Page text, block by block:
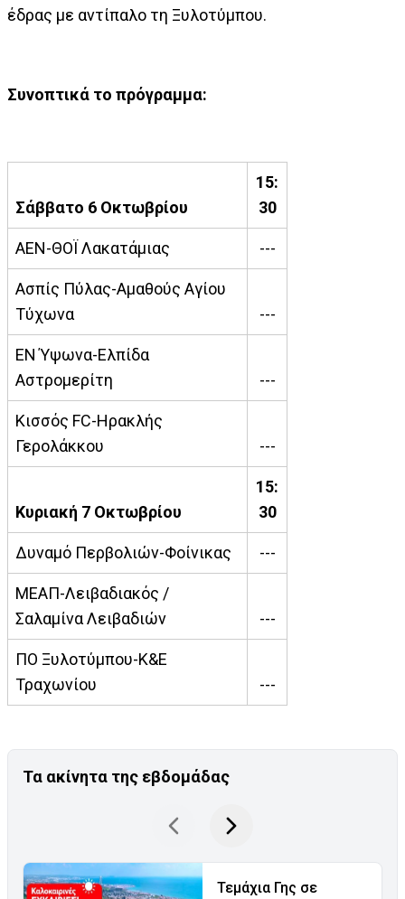
έδρας με αντίπαλο τη Ξυλοτύμπου.
Συνοπτικά το πρόγραμμα:
Σάββατο 6 Οκτωβρίου
15:
30
ΑΕΝ-ΘΟΪ Λακατάμιας ---
Ασπίς Πύλας-Αμαθούς Αγίου
Τύχωνα
---
ΕΝ Ύψωνα-Ελπίδα
Αστρομερίτη
---
Κισσός FC-Ηρακλής
Γερολάκκου
---
Κυριακή 7 Οκτωβρίου
15:
30
Δυναμό Περβολιών-Φοίνικας ---
ΜΕΑΠ-Λειβαδιακός /
Σαλαμίνα Λειβαδιών
---
ΠΟ Ξυλοτύμπου-Κ&Ε
Τραχωνίου
---
Τα ακίνητα της εβδομάδας
Τεμάχια Γης σε